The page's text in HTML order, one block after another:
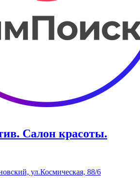
Салон красоты.
ул.Космическая, 88/6